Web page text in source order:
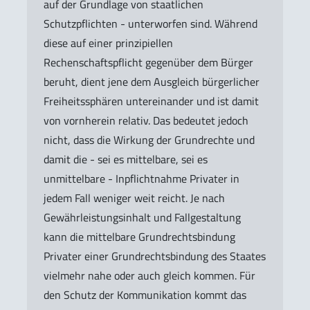
auf der Grundlage von staatlichen
Schutzpflichten - unterworfen sind. Während
diese auf einer prinzipiellen
Rechenschaftspflicht gegenüber dem Bürger
beruht, dient jene dem Ausgleich bürgerlicher
Freiheitssphären untereinander und ist damit
von vornherein relativ. Das bedeutet jedoch
nicht, dass die Wirkung der Grundrechte und
damit die - sei es mittelbare, sei es
unmittelbare - Inpflichtnahme Privater in
jedem Fall weniger weit reicht. Je nach
Gewährleistungsinhalt und Fallgestaltung
kann die mittelbare Grundrechtsbindung
Privater einer Grundrechtsbindung des Staates
vielmehr nahe oder auch gleich kommen. Für
den Schutz der Kommunikation kommt das